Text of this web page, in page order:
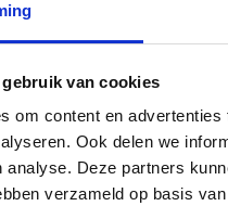
van cookies
om content en
Ook delen we
analyse. Deze partners
verzameld op basis
het hervullen van uw
cartridges